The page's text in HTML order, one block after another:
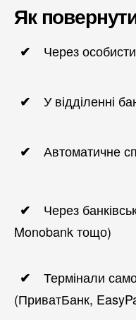
Як
Через
У відділенні
Автоматичне
Через
Monobank тощо)
Термінали
(ПриватБанк,